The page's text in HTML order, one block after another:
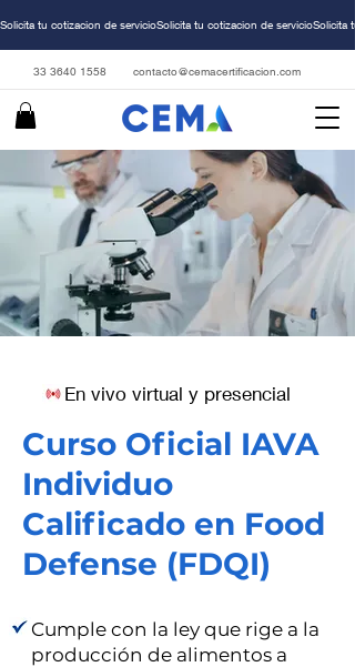
Solicita tu cotizacion de servicio
33 3640 1558 contacto@cemacertificacion.com
En vivo virtual y presencial
Curso Oficial IAVA
Individuo
Calificado en Food
Defense (FDQI)
Cumple con la ley que rige a la
producción de alimentos a